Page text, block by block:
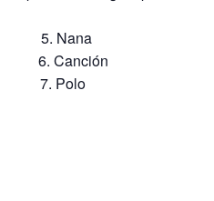
5. Nana
6. Canción
Polo
viool en